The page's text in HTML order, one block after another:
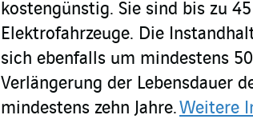
kostengünstig. Sie sind bis zu
Elektrofahrzeuge. Die
sich ebenfalls um mindestens
Verlängerung der Lebensdauer
mindestens zehn Jahre.Weitere